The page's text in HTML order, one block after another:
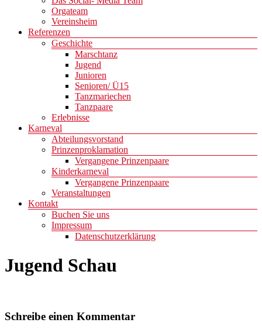
Orgateam
Vereinsheim
Referenzen
Geschichte
Marschtanz
Jugend
Junioren
Senioren/ Ü15
Tanzmariechen
Tanzpaare
Erlebnisse
Karneval
Abteilungsvorstand
Prinzenproklamation
Vergangene Prinzenpaare
Kinderkarneval
Vergangene Prinzenpaare
Veranstaltungen
Kontakt
Buchen Sie uns
Impressum
Datenschutzerklärung
Jugend Schau
Schreibe einen Kommentar